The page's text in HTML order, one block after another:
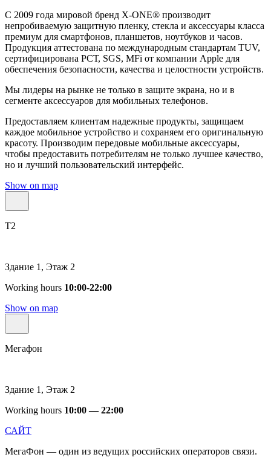
С 2009 года мировой бренд X-ONE® производит
непробиваемую защитную пленку, стекла и аксессуары класса
премиум для смартфонов, планшетов, ноутбуков и часов.
Продукция аттестована по международным стандартам TUV,
сертифицирована РСТ, SGS, MFi от компании Apple для
обеспечения безопасности, качества и целостности устройств.
Мы лидеры на рынке не только в защите экрана, но и в
сегменте аксессуаров для мобильных телефонов.
Предоставляем клиентам надежные продукты, защищаем
каждое мобильное устройство и сохраняем его оригинальную
красоту. Производим передовые мобильные аксессуары,
чтобы предоставить потребителям не только лучшее качество,
но и лучший пользовательский интерфейс.
Show on map
T2
Здание 1, Этаж 2
Working hours 10:00-22:00
Show on map
Мегафон
Здание 1, Этаж 2
Working hours 10:00 — 22:00
САЙТ
МегаФон — один из ведущих российских операторов связи.